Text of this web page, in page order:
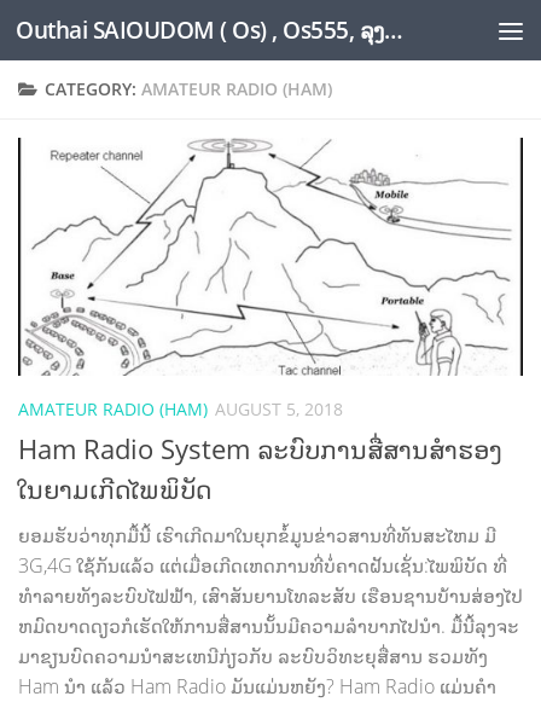
Skip to content Outhai SAIOUDOM ( Os) , Os555, ລຸງໂອ້ດ, LoungOs, UngleOs, XW1OS Official Website...
CATEGORY: AMATEUR RADIO (HAM)
AMATEUR RADIO (HAM) AUGUST 5, 2018
Ham Radio System ລະບົບການສື່ສານສຳຮອງ
ໃນຍາມເກີດໄພພິບັດ
ຍອມຮັບວ່າທຸກມື້ນີ້ ເຮົາເກີດມາໃນຍຸກຂໍ້ມູນຂ່າວສານທີ່ທັນສະໄຫມ ມີ
3G,4G ໃຊ້ກັນແລ້ວ ແຕ່ເມື່ອເກີດເຫດການທີ່ບໍ່ຄາດຝັນເຊັ່ນ:ໄພພິບັດ ທີ່
ທຳລາຍທັງລະບົບໄຟຟ້າ, ເສົາສັນຍານໂທລະສັບ ເຮືອນຊານບ້ານສ່ອງໄປ
ຫມົດບາດດຽວກໍເຮັດໃຫ້ການສື່ສານນັ້ນມີຄວາມລຳບາກໄປນຳ. ມື້ນີ້ລຸງຈະ
ມາຂຽນບົດຄວາມນຳສະເຫນີກ່ຽວກັບ ລະບົບວິທະຍຸສື່ສານ ຮວມທັງ
Ham ນຳ ແລ້ວ Ham Radio ມັນແມ່ນຫຍັງ? Ham Radio ແມ່ນຄຳ